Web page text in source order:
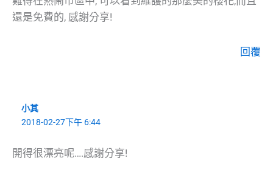
還是免費的, 感謝分享!
回覆
小其
2018-02-27下午 6:44
開得很漂亮呢….感謝分享!